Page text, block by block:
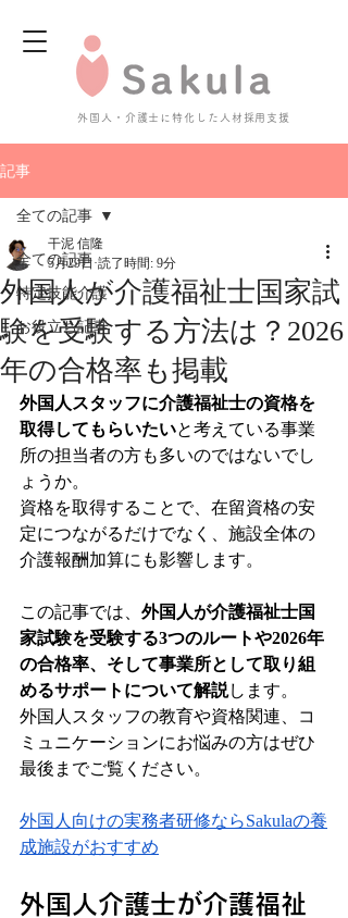
外国人・介護士に特化した人材採用支援
記事
全ての記事
特定技能介護
お役立ち記事
全ての記事
外国人が介護福祉士国家試
験を受験する方法は？2026
年の合格率も掲載
干泥 信隆
5月29日 読了時間: 9分
外国人スタッフに介護福祉士の資格を
取得してもらいたいと考えている事業
所の担当者の方も多いのではないでし
ょうか。
資格を取得することで、在留資格の安
定につながるだけでなく、施設全体の
介護報酬加算にも影響します。
この記事では、 外国人が介護福祉士国
家試験を受験する3つのルートや2026年
の合格率、そして事業所として取り組
めるサポートについて解説します。
外国人スタッフの教育や資格関連、コ
ミュニケーションにお悩みの方はぜひ
最後までご覧ください。
外国人向けの実務者研修ならSakulaの養
成施設がおすすめ
外国人介護士が介護福祉